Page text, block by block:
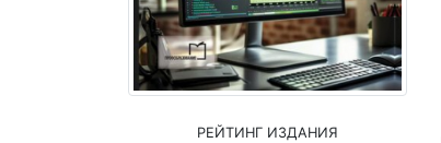
РЕЙТИНГ ИЗДАНИЯ